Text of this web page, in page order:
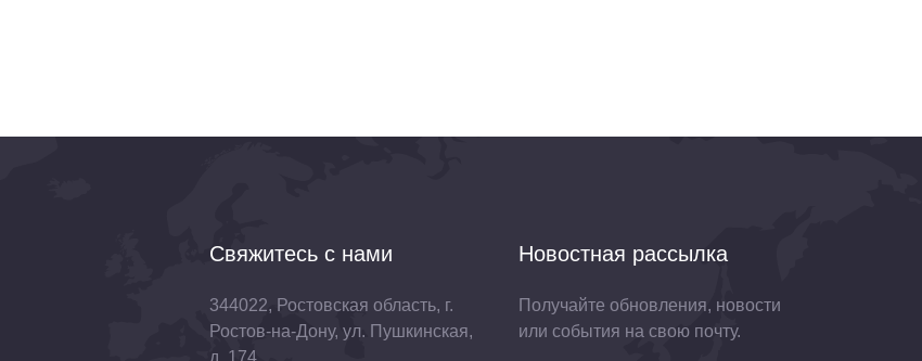
Свяжитесь с нами
344022, Ростовская область, г.
Ростов-на-Дону, ул. Пушкинская,
Новостная рассылка
Получайте обновления, новости
или события на свою почту.